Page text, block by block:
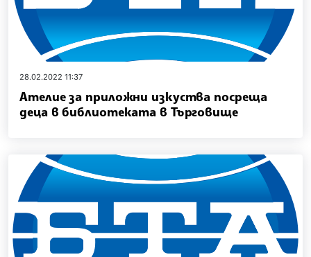
28.02.2022 11:37
Ателие за приложни изкуства посреща
деца в библиотеката в Търговище